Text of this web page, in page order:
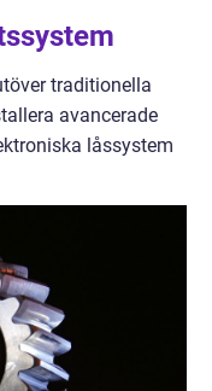
traditionella
avancerade
låssystem